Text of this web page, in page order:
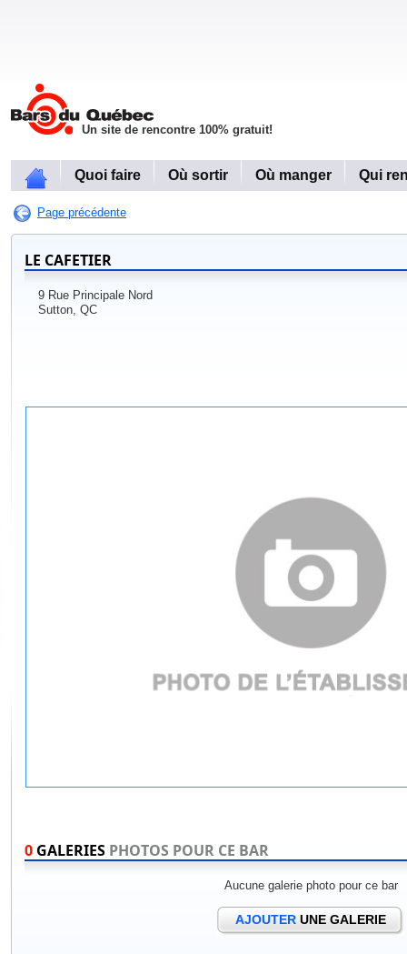
Un site de rencontre 100% gratuit!
Quoi faire Où sortir Où manger Qui
Page précédente
LE CAFETIER
9 Rue Principale Nord
Sutton, QC
0 GALERIES PHOTOS POUR CE BAR
Aucune galerie photo pour ce bar
AJOUTER UNE GALERIE